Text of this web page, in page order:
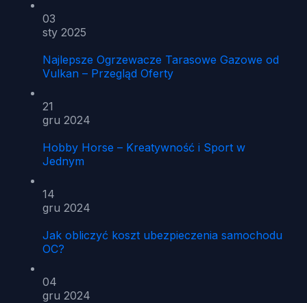
03
sty 2025
Najlepsze Ogrzewacze Tarasowe Gazowe od
Vulkan – Przegląd Oferty
21
gru 2024
Hobby Horse – Kreatywność i Sport w
Jednym
14
gru 2024
Jak obliczyć koszt ubezpieczenia samochodu
OC?
04
gru 2024